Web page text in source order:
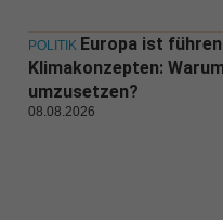
POLITIK Europa ist
Klimakonzepten:
umzusetzen?
08.08.2026